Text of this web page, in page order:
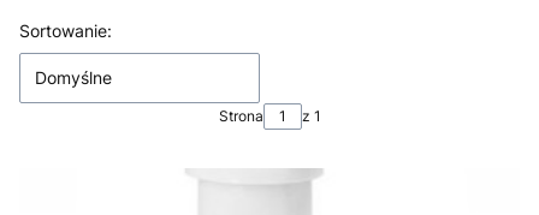
Lista produktów
Sortowanie:
Domyślne
Strona z 1